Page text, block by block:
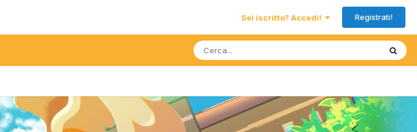
Sei iscritto? Accedi! Registrati!